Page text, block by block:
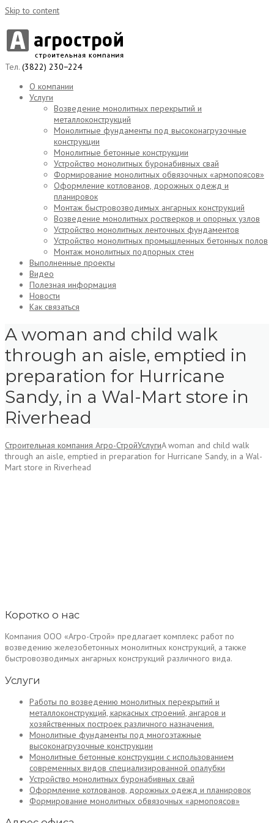
Skip to content
Тел. (3822) 230−224
О компании
Услуги
Возведение монолитных перекрытий и
металлоконструкций
Монолитные фундаменты под высоконагрузочные
конструкции
Монолитные бетонные конструкции
Устройство монолитных буронабивных свай
Формирование монолитных обвязочных «армопоясов»
Оформление котлованов, дорожных одежд и
планировок
Монтаж быстровозводимых ангарных конструкций
Возведение монолитных ростверков и опорных узлов
Устройство монолитных ленточных фундаментов
Устройство монолитных промышленных бетонных полов
Монтаж монолитных подпорных стен
Выполненные проекты
Видео
Полезная информация
Новости
Как связаться
A woman and child walk
through an aisle, emptied in
preparation for Hurricane
Sandy, in a Wal-Mart store in
Riverhead
Строительная компания Агро-СтройУслугиA woman and child walk
through an aisle, emptied in preparation for Hurricane Sandy, in a Wal-
Mart store in Riverhead
Коротко о нас
Компания ООО «Агро-Строй» предлагает комплекс работ по
возведению железобетонных монолитных конструкций, а также
быстровозводимых ангарных конструкций различного вида.
Услуги
Работы по возведению монолитных перекрытий и
металлоконструкций, каркасных строений, ангаров и
хозяйственных построек различного назначения.
Монолитные фундаменты под многоэтажные
высоконагрузочные конструкции
Монолитные бетонные конструкции с использованием
современных видов специализированной опалубки
Устройство монолитных буронабивных свай
Оформление котлованов, дорожных одежд и планировок
Формирование монолитных обвязочных «армопоясов»